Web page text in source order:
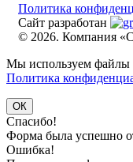
Политика
Сайт разработан
© 2026. Компания
Мы используем файлы
Политика
ОК
Спасибо!
Форма была успешно
Ошибка!